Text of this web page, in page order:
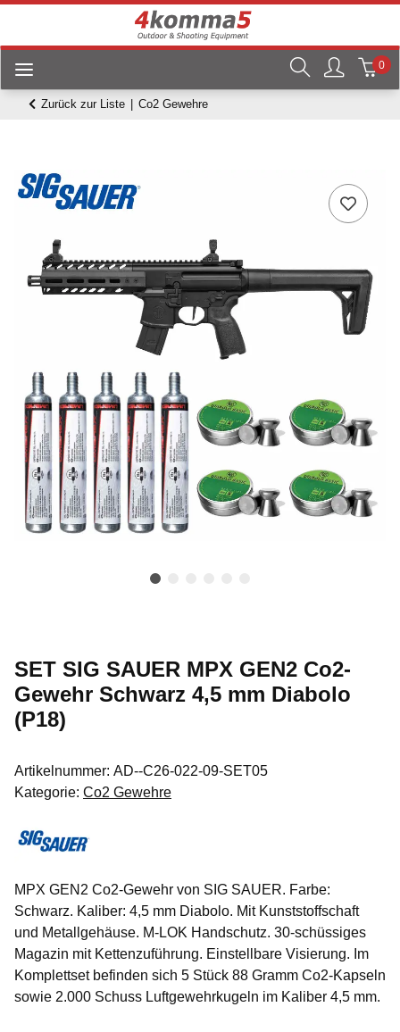
0
Zurück zur Liste Co2 Gewehre
SET SIG SAUER MPX GEN2 Co2-
Gewehr Schwarz 4,5 mm Diabolo
(P18)
Artikelnummer: AD--C26-022-09-SET05
Kategorie: Co2 Gewehre
MPX GEN2 Co2-Gewehr von SIG SAUER. Farbe:
Schwarz. Kaliber: 4,5 mm Diabolo. Mit Kunststoffschaft
und Metallgehäuse. M-LOK Handschutz. 30-schüssiges
Magazin mit Kettenzuführung. Einstellbare Visierung. Im
Komplettset befinden sich 5 Stück 88 Gramm Co2-Kapseln
sowie 2.000 Schuss Luftgewehrkugeln im Kaliber 4,5 mm.